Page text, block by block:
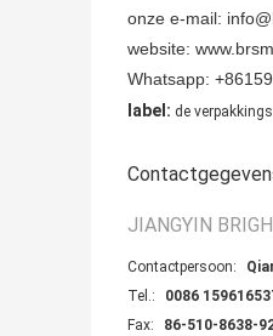
onze e-mail:
website:
Whatsapp:
label: de
JIANGYIN
Contactpersoon:
Tel.:
0086
Fax:
86-510-8638-